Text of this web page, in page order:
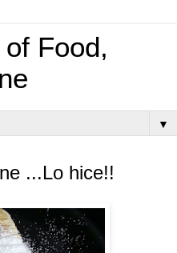
Food,
▼
...Lo hice!!